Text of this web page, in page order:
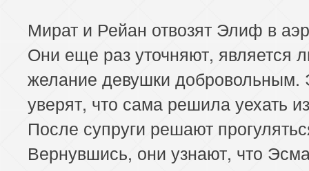
Мират и Рейан отвозят Элиф в
Они еще раз уточняют, является
желание девушки добровольным.
уверят, что сама решила уехать
После супруги решают
Вернувшись, они узнают, что